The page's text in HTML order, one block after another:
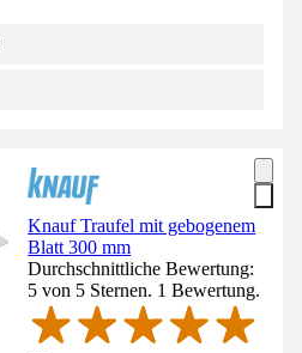
Knauf Traufel mit gebogenem
Blatt 300 mm
Durchschnittliche Bewertung:
5 von 5 Sternen. 1 Bewertung.